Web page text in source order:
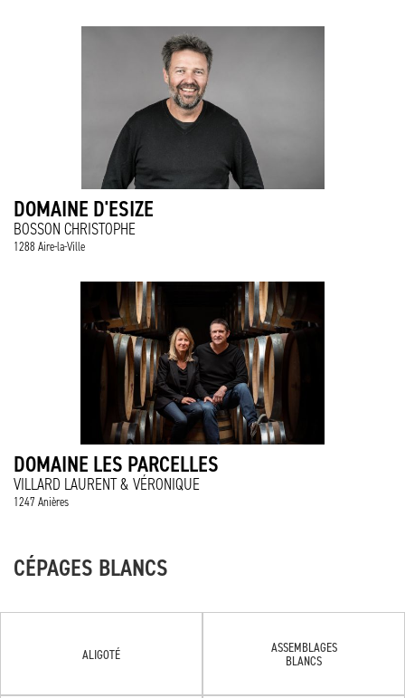
DOMAINE D'ESIZE
BOSSON CHRISTOPHE
1288 Aire-la-Ville
DOMAINE LES PARCELLES
VILLARD LAURENT & VÉRONIQUE
1247 Anières
CÉPAGES BLANCS
ALIGOTÉ
ASSEMBLAGES
BLANCS